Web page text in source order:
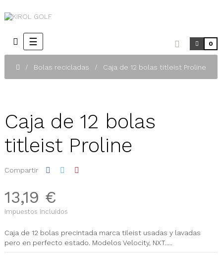
Navegación
de
☰ 0
Bolas recicladas Caja de 12 bolas titleist Proline
Caja de 12 bolas
titleist Proline
Compartir
13,19 €
Impuestos incluidos
Caja de 12 bolas precintada marca tileist usadas y lavadas
pero en perfecto estado. Modelos Velocity, NXT.....